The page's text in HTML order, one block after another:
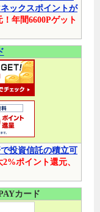
ックスポイントが
年間6600Pゲット
投資信託の積立可
2%ポイント還元、
カード